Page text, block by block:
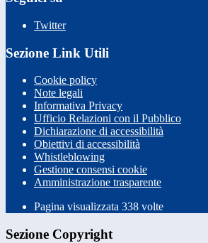
Twitter
Sezione Link Utili
Cookie policy
Note legali
Informativa Privacy
Ufficio Relazioni con il Pubblico
Dichiarazione di accessibilità
Obiettivi di accessibilità
Whistleblowing
Gestione consensi cookie
Amministrazione trasparente
Pagina visualizzata 338 volte
Sezione Copyright